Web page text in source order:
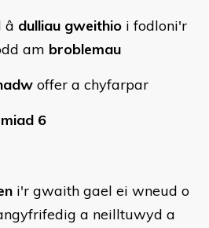
â dulliau gweithio i fodloni'r
am broblemau
offer a chyfarpar
6
i'r gwaith gael ei wneud o
a neilltuwyd a